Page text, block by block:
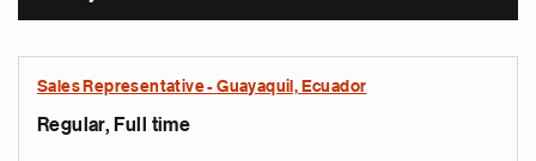
Sales Representative - Guayaquil, Ecuador
Regular, Full time